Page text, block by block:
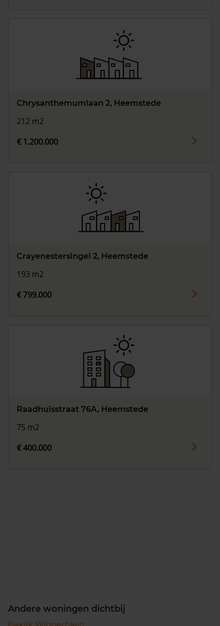
Chrysanthemumlaan 2, Heemstede
212 m2
€ 1.200.000
Crayenestersingel 2, Heemstede
193 m2
€ 799.000
Raadhuisstraat 76A, Heemstede
75 m2
€ 400.000
Andere woningen dichtbij